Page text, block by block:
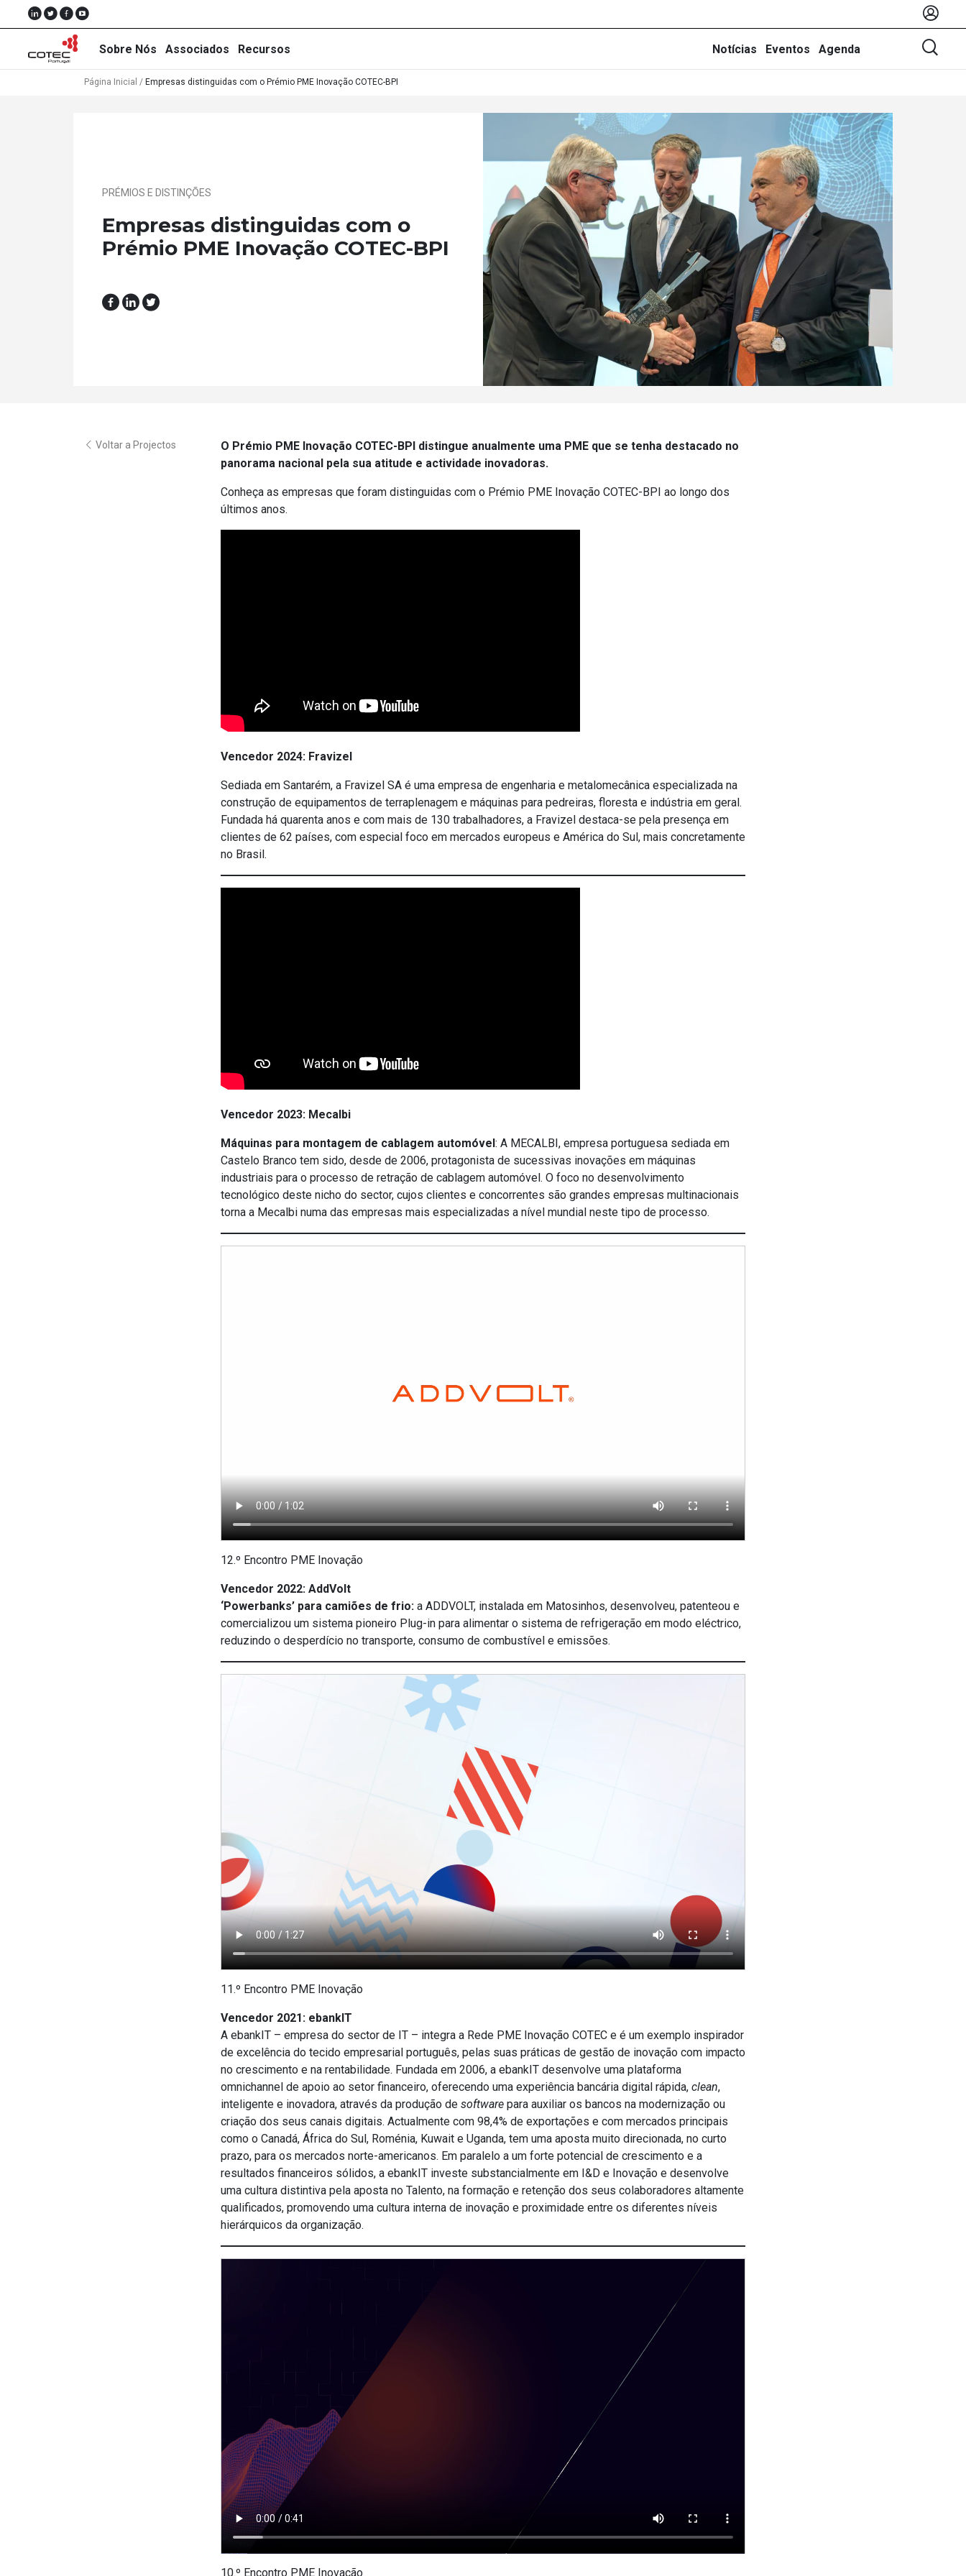
Sobre Nós Associados Recursos Notícias Eventos Agenda
Página Inicial / Empresas distinguidas com o Prémio PME Inovação COTEC-BPI
PRÉMIOS E DISTINÇÕES
Empresas distinguidas com o
Prémio PME Inovação COTEC-BPI
Voltar a Projectos
O Prémio PME Inovação COTEC-BPI distingue anualmente uma PME que se tenha destacado no
panorama nacional pela sua atitude e actividade inovadoras.
Conheça as empresas que foram distinguidas com o Prémio PME Inovação COTEC-BPI ao longo dos
últimos anos.
Vencedor 2024: Fravizel
Sediada em Santarém, a Fravizel SA é uma empresa de engenharia e metalomecânica especializada na
construção de equipamentos de terraplenagem e máquinas para pedreiras, floresta e indústria em geral.
Fundada há quarenta anos e com mais de 130 trabalhadores, a Fravizel destaca-se pela presença em
clientes de 62 países, com especial foco em mercados europeus e América do Sul, mais concretamente
no Brasil.
Vencedor 2023: Mecalbi
Máquinas para montagem de cablagem automóvel: A MECALBI, empresa portuguesa sediada em
Castelo Branco tem sido, desde de 2006, protagonista de sucessivas inovações em máquinas
industriais para o processo de retração de cablagem automóvel. O foco no desenvolvimento
tecnológico deste nicho do sector, cujos clientes e concorrentes são grandes empresas multinacionais
torna a Mecalbi numa das empresas mais especializadas a nível mundial neste tipo de processo.
12.º Encontro PME Inovação
Vencedor 2022: AddVolt
‘Powerbanks’ para camiões de frio: a ADDVOLT, instalada em Matosinhos, desenvolveu, patenteou e
comercializou um sistema pioneiro Plug-in para alimentar o sistema de refrigeração em modo eléctrico,
reduzindo o desperdício no transporte, consumo de combustível e emissões.
11.º Encontro PME Inovação
Vencedor 2021: ebankIT
A ebankIT – empresa do sector de IT – integra a Rede PME Inovação COTEC e é um exemplo inspirador
de excelência do tecido empresarial português, pelas suas práticas de gestão de inovação com impacto
no crescimento e na rentabilidade. Fundada em 2006, a ebankIT desenvolve uma plataforma
omnichannel de apoio ao setor financeiro, oferecendo uma experiência bancária digital rápida, clean,
inteligente e inovadora, através da produção de software para auxiliar os bancos na modernização ou
criação dos seus canais digitais. Actualmente com 98,4% de exportações e com mercados principais
como o Canadá, África do Sul, Roménia, Kuwait e Uganda, tem uma aposta muito direcionada, no curto
prazo, para os mercados norte-americanos. Em paralelo a um forte potencial de crescimento e a
resultados financeiros sólidos, a ebankIT investe substancialmente em I&D e Inovação e desenvolve
uma cultura distintiva pela aposta no Talento, na formação e retenção dos seus colaboradores altamente
qualificados, promovendo uma cultura interna de inovação e proximidade entre os diferentes níveis
hierárquicos da organização.
10.º Encontro PME Inovação